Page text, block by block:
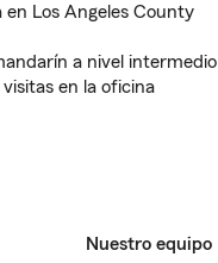
Los Angeles County
a nivel intermedio
en la oficina
Nuestro equipo